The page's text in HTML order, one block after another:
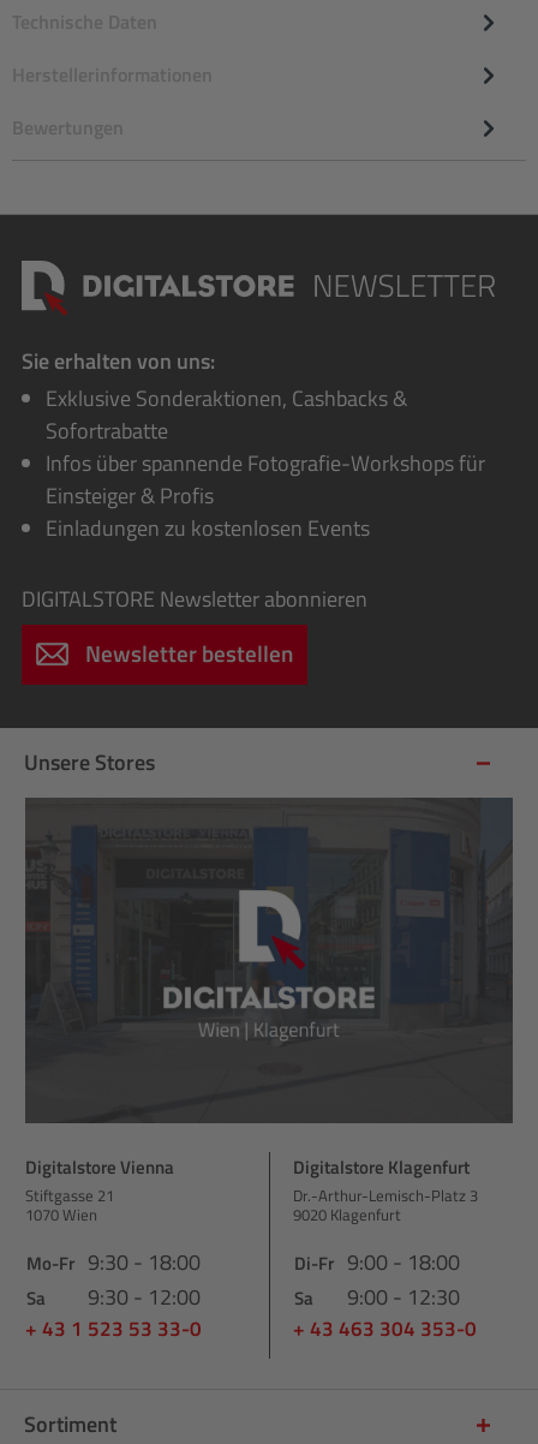
Technische Daten
Herstellerinformationen
Bewertungen
Sie erhalten von uns:
Exklusive Sonderaktionen, Cashbacks &
Sofortrabatte
Infos über spannende Fotografie-Workshops für
Einsteiger & Profis
Einladungen zu kostenlosen Events
DIGITALSTORE Newsletter abonnieren
Newsletter bestellen
Unsere Stores
Digitalstore Vienna
Stiftgasse 21
1070 Wien
Mo-Fr 9:30 - 18:00
Sa 9:30 - 12:00
+ 43 1 523 53 33-0
Digitalstore Klagenfurt
Dr.-Arthur-Lemisch-Platz 3
9020 Klagenfurt
Di-Fr 9:00 - 18:00
Sa 9:00 - 12:30
+ 43 463 304 353-0
Sortiment